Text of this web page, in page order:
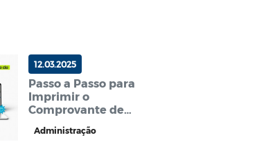
12.03.2025
Passo a Passo para
Imprimir o
Comprovante de
Administração